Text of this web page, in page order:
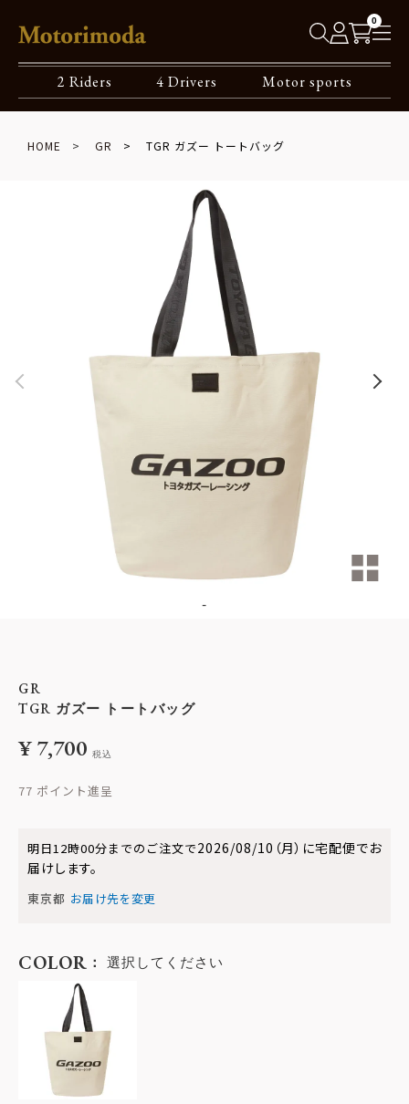
0
2 Riders 4 Drivers Motor sports
HOME GR TGR ガズー トートバッグ
-
GR
TGR ガズー トートバッグ
¥7,700 税込
77
明日12時00分までのご注文で2026/08/10（月） に宅配便でお
届けします。
東京都 お届け先を変更
COLOR 選択してください